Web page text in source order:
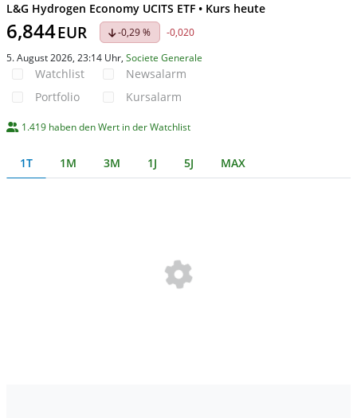
L&G Hydrogen Economy UCITS ETF • Kurs heute
6,844EUR -0,29 %
-0,020
5. August 2026, 23:14 Uhr, Societe Generale
Watchlist
Portfolio
Newsalarm
Kursalarm
1.419 haben den Wert in der Watchlist
1T 1M 3M 1J 5J MAX